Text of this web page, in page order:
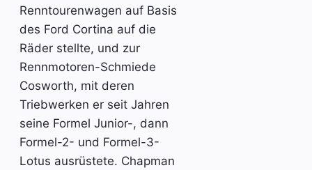
Renntourenwagen auf Basis
des Ford Cortina auf die
Räder stellte, und zur
Rennmotoren-Schmiede
Cosworth, mit deren
Triebwerken er seit Jahren
seine Formel Junior-, dann
Formel-2- und Formel-3-
Lotus ausrüstete. Chapman